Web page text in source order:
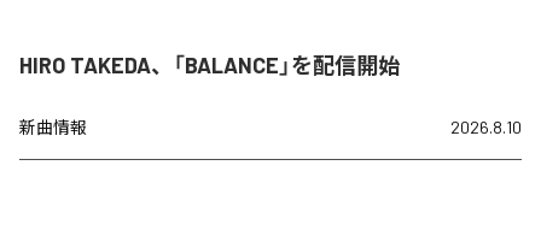
HIRO TAKEDA、「BALANCE」を配信開始
新曲情報 2026.8.10